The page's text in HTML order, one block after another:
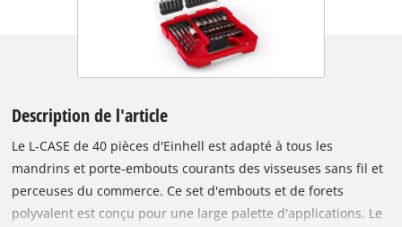
Description de l'article
Le L-CASE de 40 pièces d'Einhell est adapté à tous les
mandrins et porte-embouts courants des visseuses sans fil et
perceuses du commerce. Ce set d'embouts et de forets
polyvalent est conçu pour une large palette d'applications. Le